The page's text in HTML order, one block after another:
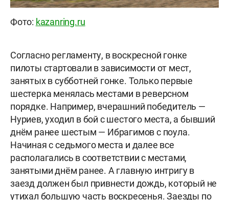
Фото: kazanring.ru
Согласно регламенту, в воскресной гонке
пилоты стартовали в зависимости от мест,
занятых в субботней гонке. Только первые
шестерка менялась местами в реверсном
порядке. Например, вчерашний победитель —
Нуриев, уходил в бой с шестого места, а бывший
днём ранее шестым — Ибрагимов с поула.
Начиная с седьмого места и далее все
располагались в соответствии с местами,
занятыми днём ранее. А главную интригу в
заезд должен был привнести дождь, который не
утихал большую часть воскресенья. Заезды по